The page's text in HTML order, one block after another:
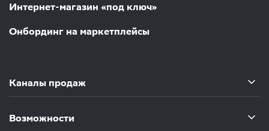
Интернет-магазин «под ключ»
Онбординг на маркетплейсы
Каналы продаж
Возможности